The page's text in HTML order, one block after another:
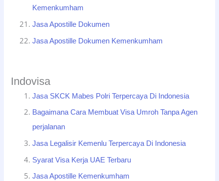
Kemenkumham
Jasa Apostille Dokumen
Jasa Apostille Dokumen Kemenkumham
Indovisa
Jasa SKCK Mabes Polri Terpercaya Di Indonesia
Bagaimana Cara Membuat Visa Umroh Tanpa Agen
perjalanan
Jasa Legalisir Kemenlu Terpercaya Di Indonesia
Syarat Visa Kerja UAE Terbaru
Jasa Apostille Kemenkumham